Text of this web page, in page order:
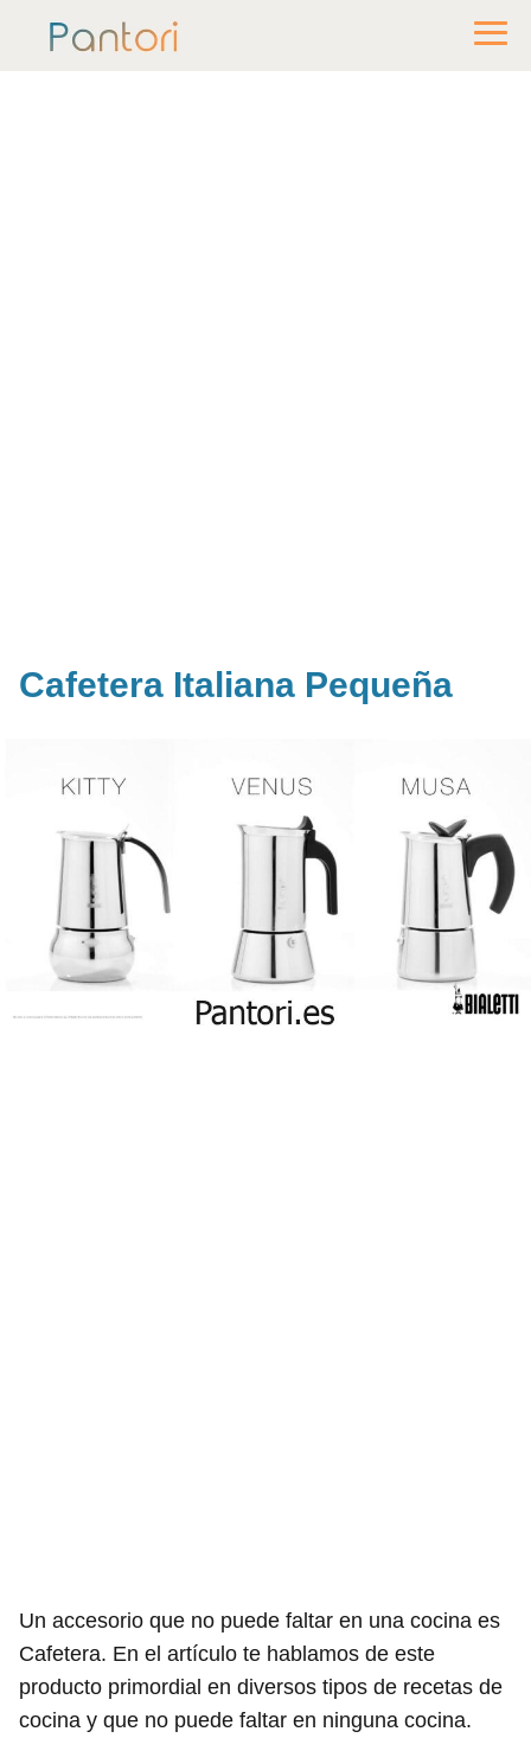
Cafetera Italiana Pequeña
Un accesorio que no puede faltar en una cocina es
Cafetera. En el artículo te hablamos de este
producto primordial en diversos tipos de recetas de
cocina y que no puede faltar en ninguna cocina.